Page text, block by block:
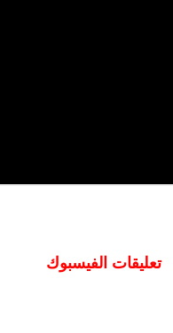
تعليقات الفيسبوك